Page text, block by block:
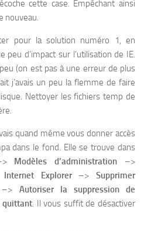
cette case. Empêchant ainsi
nouveau.
pour la solution numéro 1, en
peu d’impact sur l’utilisation de IE.
(on est pas à une erreur de plus
j’avais un peu la flemme de faire
Nettoyer les fichiers temp de
quand même vous donner accès
dans le fond. Elle se trouve dans
Modèles d’administration –>
Internet Explorer–>Supprimer
–> Autoriser la suppression de
quittant. Il vous suffit de désactiver